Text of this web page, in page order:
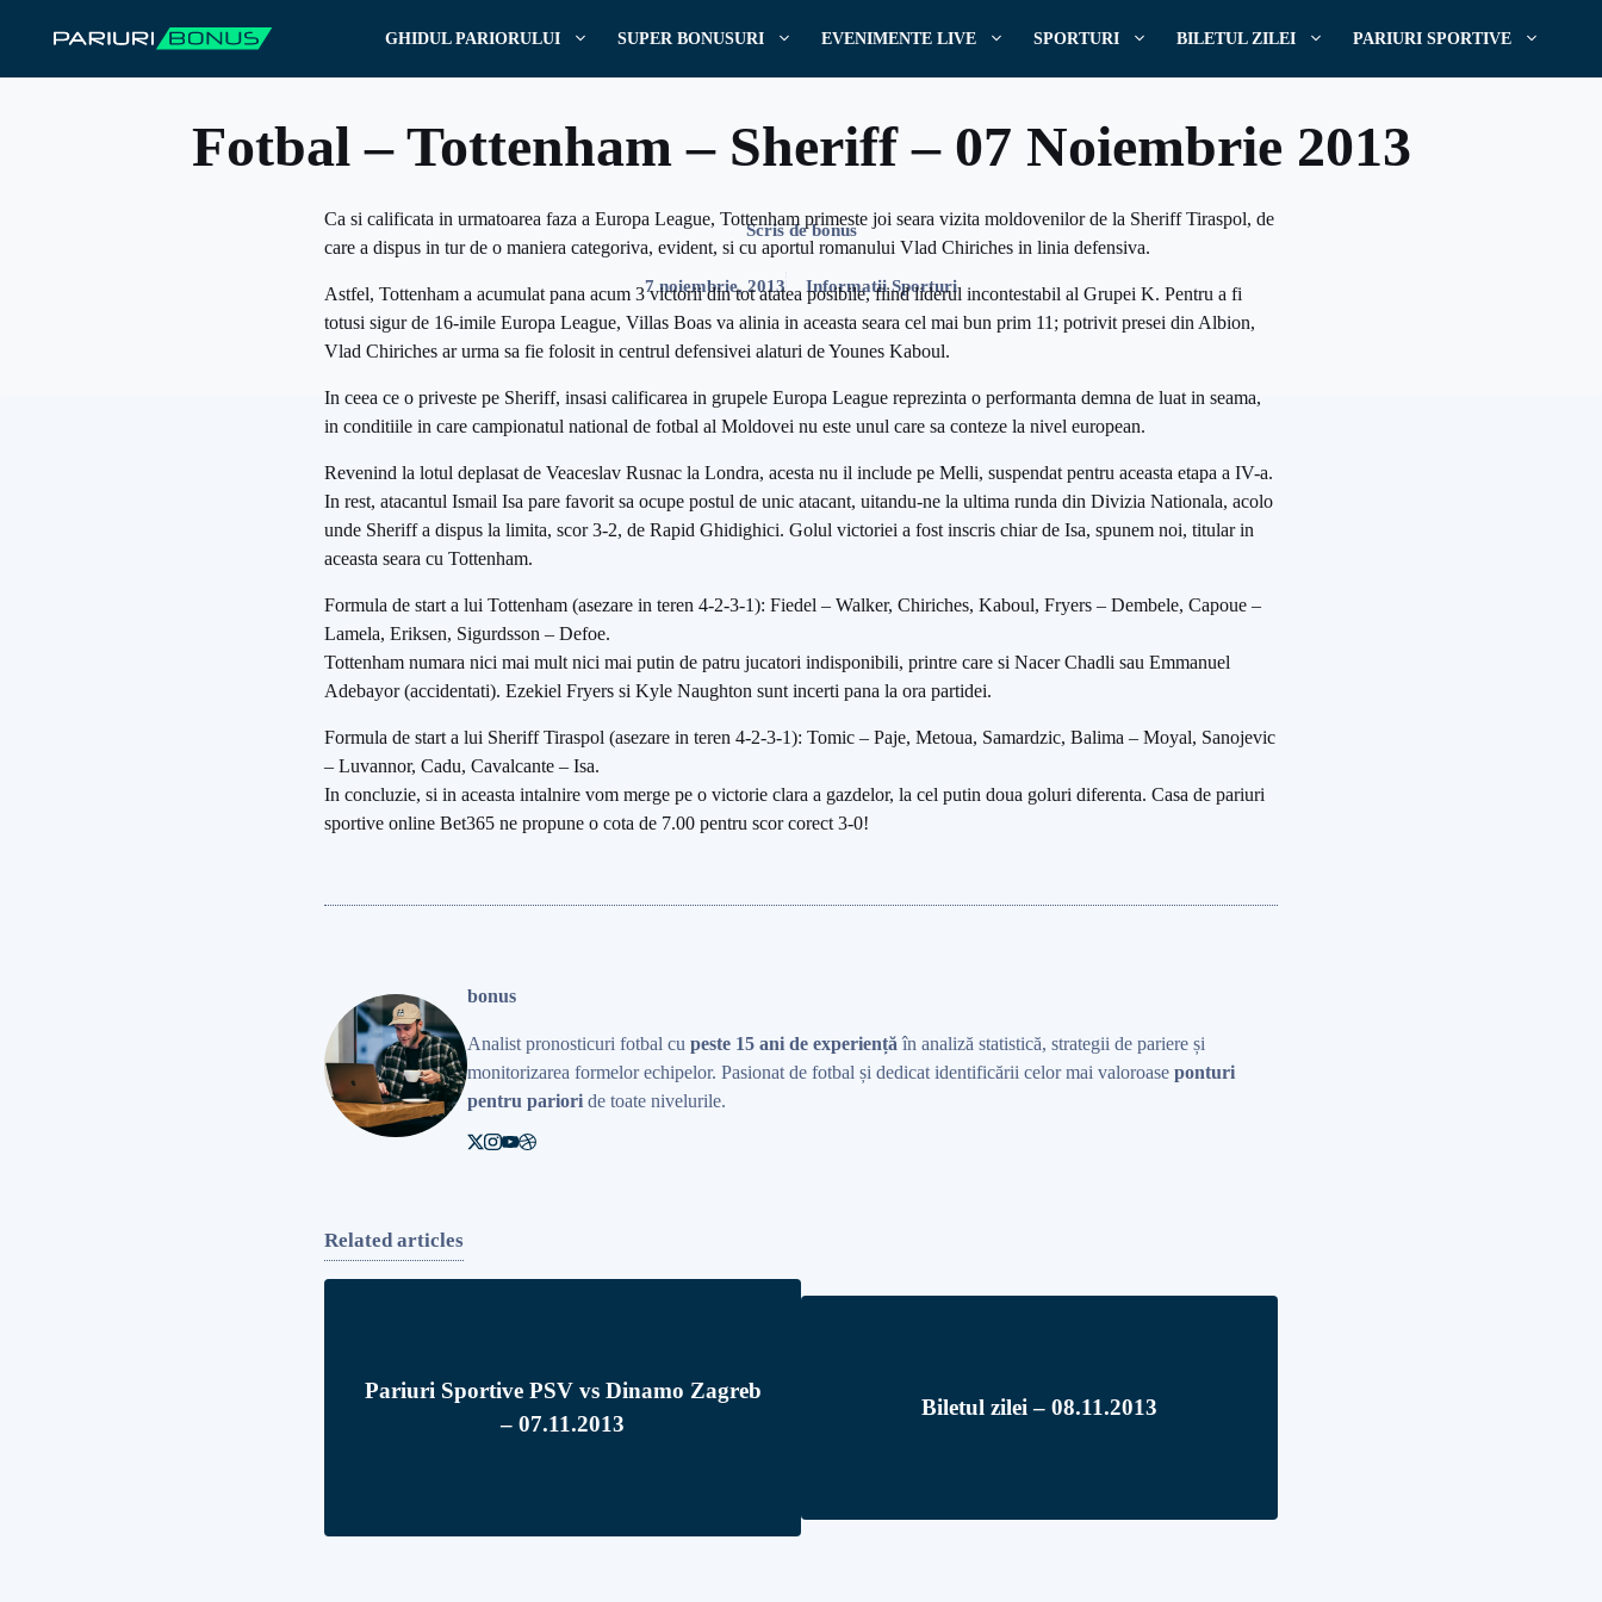
GHIDUL PARIORULUI SUPER BONUSURI EVENIMENTE LIVE SPORTURI BILETUL ZILEI PARIURI SPORTIVE
Fotbal – Tottenham – Sheriff – 07 Noiembrie 2013
Scris debonus
7 noiembrie, 2013 Informatii Sporturi
Ca si calificata in urmatoarea faza a Europa League, Tottenham primeste joi seara vizita moldovenilor de la Sheriff Tiraspol, de
care a dispus in tur de o maniera categoriva, evident, si cu aportul romanului Vlad Chiriches in linia defensiva.
Astfel, Tottenham a acumulat pana acum 3 victorii din tot atatea posibile, fiind liderul incontestabil al Grupei K. Pentru a fi
totusi sigur de 16-imile Europa League, Villas Boas va alinia in aceasta seara cel mai bun prim 11; potrivit presei din Albion,
Vlad Chiriches ar urma sa fie folosit in centrul defensivei alaturi de Younes Kaboul.
In ceea ce o priveste pe Sheriff, insasi calificarea in grupele Europa League reprezinta o performanta demna de luat in seama,
in conditiile in care campionatul national de fotbal al Moldovei nu este unul care sa conteze la nivel european.
Revenind la lotul deplasat de Veaceslav Rusnac la Londra, acesta nu il include pe Melli, suspendat pentru aceasta etapa a IV-a.
In rest, atacantul Ismail Isa pare favorit sa ocupe postul de unic atacant, uitandu-ne la ultima runda din Divizia Nationala, acolo
unde Sheriff a dispus la limita, scor 3-2, de Rapid Ghidighici. Golul victoriei a fost inscris chiar de Isa, spunem noi, titular in
aceasta seara cu Tottenham.
Formula de start a lui Tottenham (asezare in teren 4-2-3-1): Fiedel – Walker, Chiriches, Kaboul, Fryers – Dembele, Capoue –
Lamela, Eriksen, Sigurdsson – Defoe.
Tottenham numara nici mai mult nici mai putin de patru jucatori indisponibili, printre care si Nacer Chadli sau Emmanuel
Adebayor (accidentati). Ezekiel Fryers si Kyle Naughton sunt incerti pana la ora partidei.
Formula de start a lui Sheriff Tiraspol (asezare in teren 4-2-3-1): Tomic – Paje, Metoua, Samardzic, Balima – Moyal, Sanojevic
– Luvannor, Cadu, Cavalcante – Isa.
In concluzie, si in aceasta intalnire vom merge pe o victorie clara a gazdelor, la cel putin doua goluri diferenta. Casa de pariuri
sportive online Bet365 ne propune o cota de 7.00 pentru scor corect 3-0!
bonus
Analist pronosticuri fotbal cu peste 15 ani de experiență în analiză statistică, strategii de pariere și
monitorizarea formelor echipelor. Pasionat de fotbal și dedicat identificării celor mai valoroase ponturi
pentru pariori de toate nivelurile.
Related articles
Pariuri Sportive PSV vs Dinamo Zagreb
– 07.11.2013
Biletul zilei – 08.11.2013